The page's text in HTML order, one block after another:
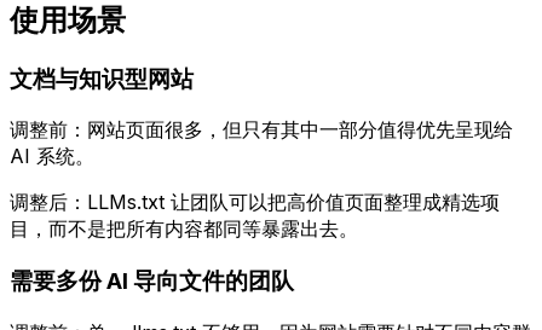
使用场景
文档与知识型网站
调整前：网站页面很多，但只有其中一部分值得优先呈现给
AI 系统。
调整后： LLMs.txt 让团队可以把高价值页面整理成精选项
目，而不是把所有内容都同等暴露出去。
需要多份 AI 导向文件的团队